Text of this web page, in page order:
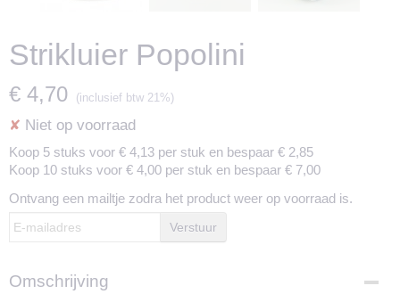
Strikluier Popolini
€ 4,70 (inclusief btw 21%)
✘ Niet op voorraad
Koop 5 stuks voor € 4,13 per stuk en bespaar € 2,85
Koop 10 stuks voor € 4,00 per stuk en bespaar € 7,00
Ontvang een mailtje zodra het product weer op voorraad is.
Verstuur
Omschrijving